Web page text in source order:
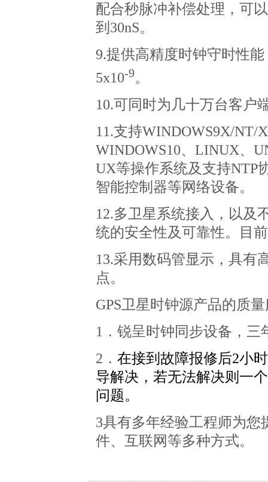
配合秒脉冲补偿处理，可
到 30nS。
9.提供高精度时钟守时性
5x10-9。
10.可同时为几十万台客户
11.支持WINDOWS9X/NT/
WINDOWS10、 LINUX、
UX等操作系统及支持NTP
智能控制器等网络设备。
12.多卫星系统接入，以及
统的安全性及可靠性。目
13.采用数码管显示，具有
点。
GPS卫星时钟源产品的质
1 ．锐呈时钟同步设备，三
2 ． 在接到故障报修后2小
导解决，若无法解决则 一
问题。
3具有多年经验工程师为您
件、互联网等多种方式。